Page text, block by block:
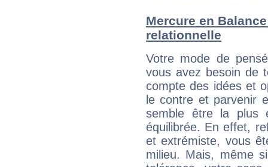
Mercure en
relationnelle
Votre mode de
vous avez besoin de
compte des idées et
le contre et parvenir
semble être la plus
équilibrée. En effet,
et extrémiste, vous
milieu. Mais, même